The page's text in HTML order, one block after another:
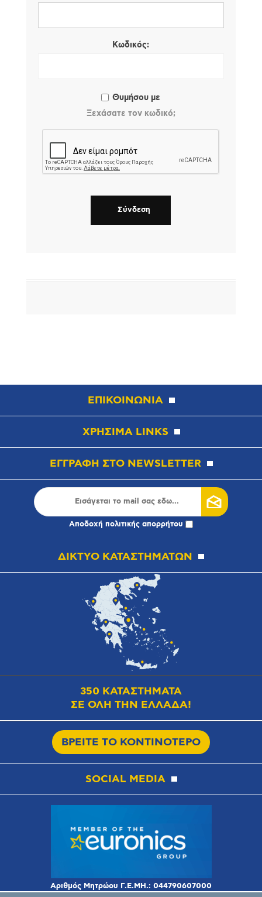
Κωδικός:
Θυμήσου με
Ξεχάσατε τον κωδικό;
ΕΠΙΚΟΙΝΩΝΙΑ
ΧΡΗΣΙΜΑ LINKS
ΕΓΓΡΑΦΗ ΣΤΟ NEWSLETTER
Αποδοχή πολιτικής απορρήτου
ΔΙΚΤΥΟ ΚΑΤΑΣΤΗΜΑΤΩΝ
350 ΚΑΤΑΣΤΗΜΑΤΑ
ΣΕ ΟΛΗ ΤΗΝ ΕΛΛΑΔΑ!
ΒΡΕΙΤΕ ΤΟ ΚΟΝΤΙΝΟΤΕΡΟ
SOCIAL MEDIA